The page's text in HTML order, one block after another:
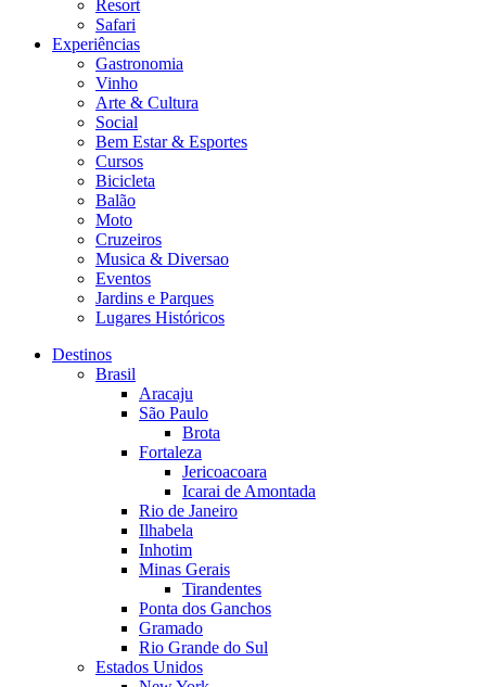
Resort
Safari
Experiências
Gastronomia
Vinho
Arte & Cultura
Social
Bem Estar & Esportes
Cursos
Bicicleta
Balão
Moto
Cruzeiros
Musica & Diversao
Eventos
Jardins e Parques
Lugares Históricos
Destinos
Brasil
Aracaju
São Paulo
Brota
Fortaleza
Jericoacoara
Icarai de Amontada
Rio de Janeiro
Ilhabela
Inhotim
Minas Gerais
Tirandentes
Ponta dos Ganchos
Gramado
Rio Grande do Sul
Estados Unidos